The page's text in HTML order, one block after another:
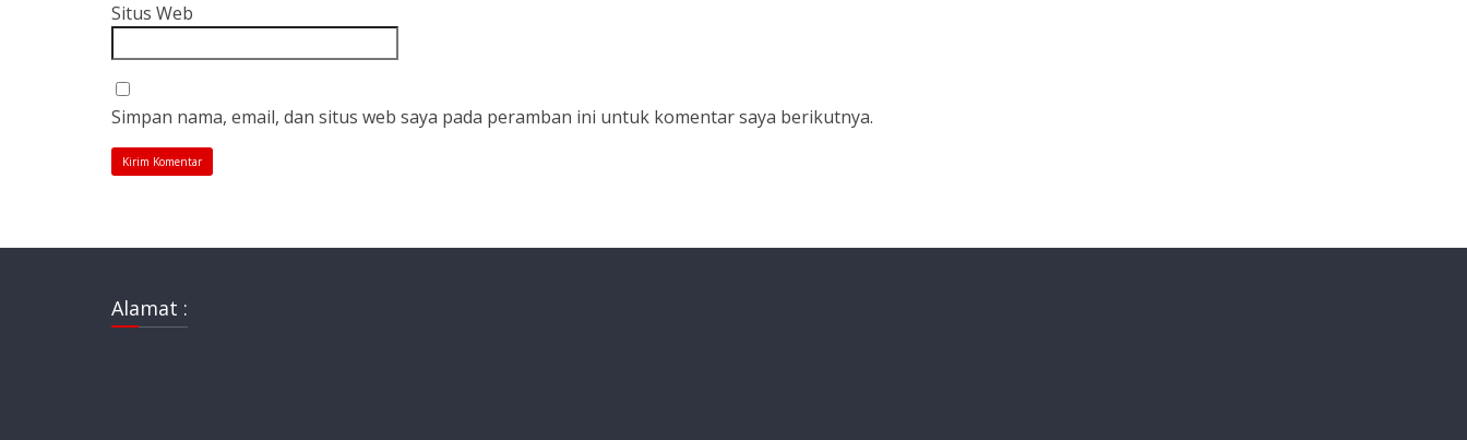
Situs Web
Simpan nama, email, dan situs web saya pada peramban ini untuk komentar saya berikutnya.
Alamat :